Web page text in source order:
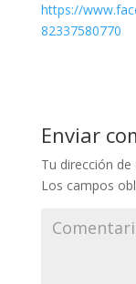
https://
82337580770
Enviar
Tu dirección
Los campos